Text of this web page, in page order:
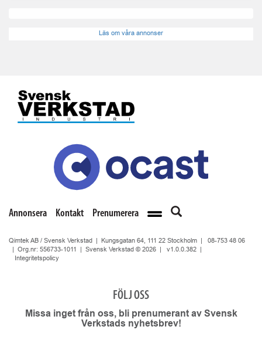
Läs om våra annonser
Annonsera Kontakt Prenumerera
Qimtek AB / Svensk Verkstad | Kungsgatan 64, 111 22 Stockholm | 08-753 48 06
| Org.nr: 556733-1011 | Svensk Verkstad © 2026 | v1.0.0.382
Integritetspolicy
FÖLJ OSS
Missa inget från oss, bli prenumerant av Svensk
Verkstads nyhetsbrev!